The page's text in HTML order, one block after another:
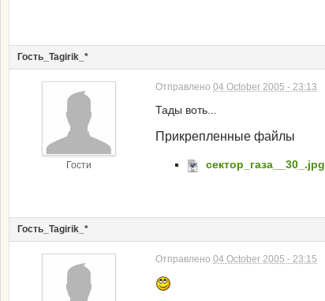
Гость_Tagirik_*
Гости
Отправлено 04 October 2005 - 23:13
Тады воть...
Прикрепленные файлы
сектор_газа__30_.jpg
Гость_Tagirik_*
Отправлено 04 October 2005 - 23:15